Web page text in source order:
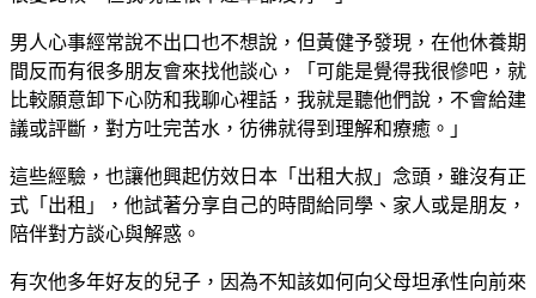
男人心事經常說不出口也不想說，但黃健予發現，在他休養期
間反而有很多朋友會來找他談心，「可能是覺得我很慘吧，就
比較願意卸下心防和我聊心裡話，我就是聽他們說，不會給建
議或評斷，對方吐完苦水，彷彿就得到理解和療癒。」
這些經驗，也讓他興起仿效日本「出租大叔」念頭，雖沒有正
式「出租」，他試著分享自己的時間給同學、家人或是朋友，
陪伴對方談心與解惑。
有次他多年好友的兒子，因為不知該如何向父母坦承性向前來